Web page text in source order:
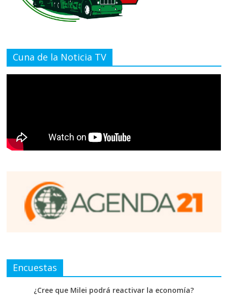
Cuna de la Noticia TV
Encuestas
¿Cree que Milei podrá reactivar la economía?